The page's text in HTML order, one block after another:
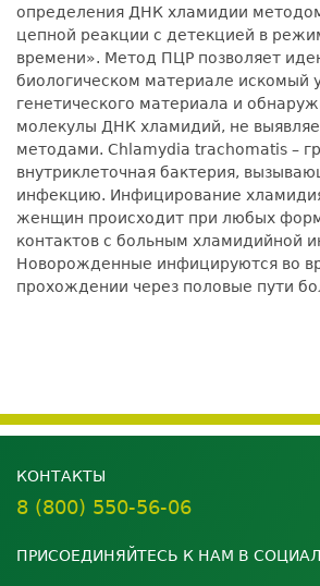
определения ДНК хламидии
цепной реакции с детекцией в
времени». Метод ПЦР позволяет
биологическом материале искомый
генетического материала и
молекулы ДНК хламидий, не
методами. Chlamydia trachomatis –
внутриклеточная бактерия,
инфекцию. Инфицирование
женщин происходит при любых
контактов с больным хламидийной
Новорожденные инфицируются во
прохождении через половые пути
КОНТАКТЫ
8 (800) 550-56-06
ПРИСОЕДИНЯЙТЕСЬ К НАМ В